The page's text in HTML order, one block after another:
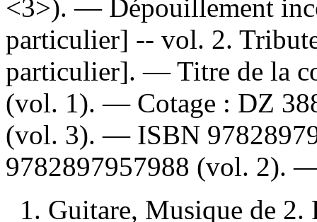
<3>). — Dépouillement
particulier] -- vol. 2.
particulier]. — Titre de la
(vol. 1). — Cotage : DZ
(vol. 3). — ISBN
9782897957988 (vol. 2).
1. Guitare, Musique de